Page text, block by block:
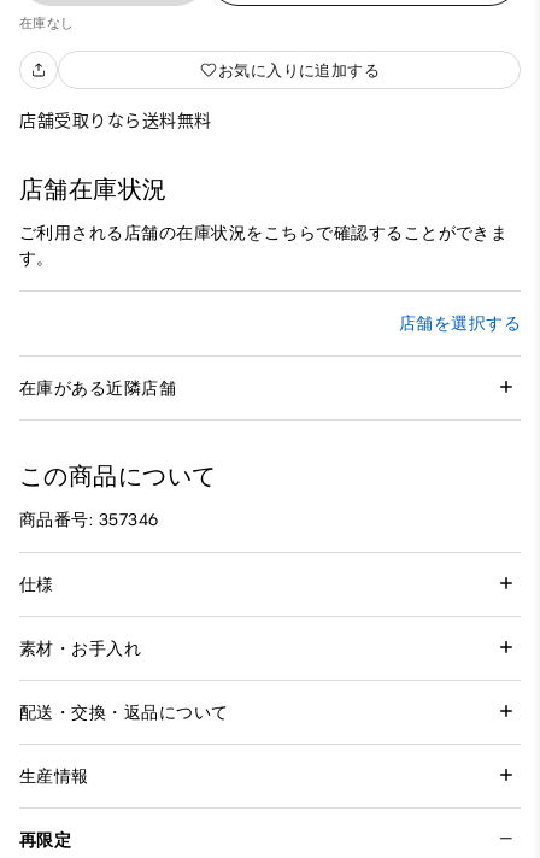
在庫なし
お気に入りに追加する
店舗受取りなら送料無料
店舗在庫状況
ご利用される店舗の在庫状況をこちらで確認することができま
す。
店舗を選択する
在庫がある近隣店舗
この商品について
商品番号: 357346
仕様
素材・お手入れ
配送・交換・返品について
生産情報
再限定